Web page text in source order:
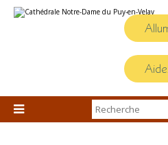
au
personnels

Chercher par
Recherche